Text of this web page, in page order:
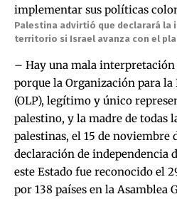
implementar sus políticas
Palestina advirtió que declarará la
territorio si Israel avanza con el
– Hay una mala
porque la Organización para
(OLP), legítimo y único
palestino, y la madre de todas
palestinas, el 15 de noviembre
declaración de independencia
este Estado fue reconocido el
por 138 países en la Asamblea